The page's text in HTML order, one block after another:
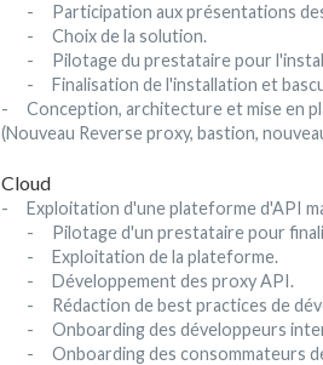
- Participation aux présentations des
- Choix de la solution.
- Pilotage du prestataire pour
- Finalisation de l'installation et
- Conception, architecture et mise en
(Nouveau Reverse proxy, bastion,
Cloud
- Exploitation d'une plateforme d'API
- Pilotage d'un prestataire pour
- Exploitation de la plateforme.
- Développement des proxy API.
- Rédaction de best practices de
- Onboarding des développeurs
- Onboarding des consommateurs